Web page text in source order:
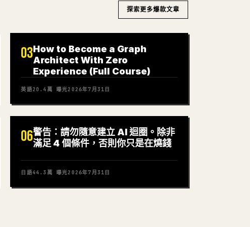
探索更多爆款文章
03How to Become a Graph
Architect With Zero
Experience (Full Course)
英語20.4萬 曝光2026年7月31日
06警告：請勿隨意建立 AI 迴圈。除非
滿足 4 個條件，否則你只是在燒錢
日語44.3萬 曝光2026年7月31日